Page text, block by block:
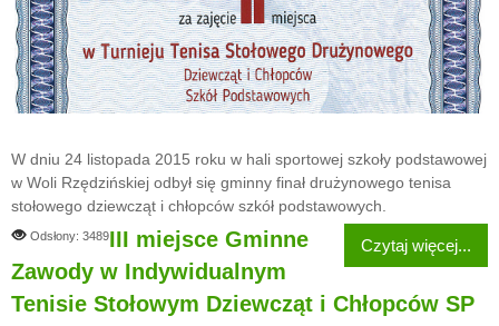
W dniu 24 listopada 2015 roku w hali sportowej szkoły podstawowej
w Woli Rzędzińskiej odbył się gminny finał drużynowego tenisa
stołowego dziewcząt i chłopców szkół podstawowych.
Odsłony: 3489 Czytaj więcej...
III miejsce Gminne
Zawody w Indywidualnym
Tenisie Stołowym Dziewcząt i Chłopców SP